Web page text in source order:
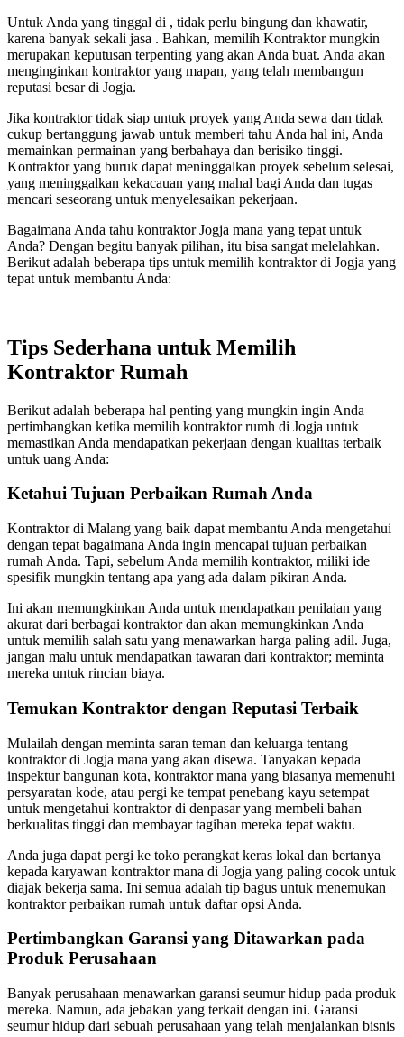
Untuk Anda yang tinggal di , tidak perlu bingung dan khawatir,
karena banyak sekali jasa . Bahkan, memilih Kontraktor mungkin
merupakan keputusan terpenting yang akan Anda buat. Anda akan
menginginkan kontraktor yang mapan, yang telah membangun
reputasi besar di Jogja.
Jika kontraktor tidak siap untuk proyek yang Anda sewa dan tidak
cukup bertanggung jawab untuk memberi tahu Anda hal ini, Anda
memainkan permainan yang berbahaya dan berisiko tinggi.
Kontraktor yang buruk dapat meninggalkan proyek sebelum selesai,
yang meninggalkan kekacauan yang mahal bagi Anda dan tugas
mencari seseorang untuk menyelesaikan pekerjaan.
Bagaimana Anda tahu kontraktor Jogja mana yang tepat untuk
Anda? Dengan begitu banyak pilihan, itu bisa sangat melelahkan.
Berikut adalah beberapa tips untuk memilih kontraktor di Jogja yang
tepat untuk membantu Anda:
Tips Sederhana untuk Memilih
Kontraktor Rumah
Berikut adalah beberapa hal penting yang mungkin ingin Anda
pertimbangkan ketika memilih kontraktor rumh di Jogja untuk
memastikan Anda mendapatkan pekerjaan dengan kualitas terbaik
untuk uang Anda:
Ketahui Tujuan Perbaikan Rumah Anda
Kontraktor di Malang yang baik dapat membantu Anda mengetahui
dengan tepat bagaimana Anda ingin mencapai tujuan perbaikan
rumah Anda. Tapi, sebelum Anda memilih kontraktor, miliki ide
spesifik mungkin tentang apa yang ada dalam pikiran Anda.
Ini akan memungkinkan Anda untuk mendapatkan penilaian yang
akurat dari berbagai kontraktor dan akan memungkinkan Anda
untuk memilih salah satu yang menawarkan harga paling adil. Juga,
jangan malu untuk mendapatkan tawaran dari kontraktor; meminta
mereka untuk rincian biaya.
Temukan Kontraktor dengan Reputasi Terbaik
Mulailah dengan meminta saran teman dan keluarga tentang
kontraktor di Jogja mana yang akan disewa. Tanyakan kepada
inspektur bangunan kota, kontraktor mana yang biasanya memenuhi
persyaratan kode, atau pergi ke tempat penebang kayu setempat
untuk mengetahui kontraktor di denpasar yang membeli bahan
berkualitas tinggi dan membayar tagihan mereka tepat waktu.
Anda juga dapat pergi ke toko perangkat keras lokal dan bertanya
kepada karyawan kontraktor mana di Jogja yang paling cocok untuk
diajak bekerja sama. Ini semua adalah tip bagus untuk menemukan
kontraktor perbaikan rumah untuk daftar opsi Anda.
Pertimbangkan Garansi yang Ditawarkan pada
Produk Perusahaan
Banyak perusahaan menawarkan garansi seumur hidup pada produk
mereka. Namun, ada jebakan yang terkait dengan ini. Garansi
seumur hidup dari sebuah perusahaan yang telah menjalankan bisnis